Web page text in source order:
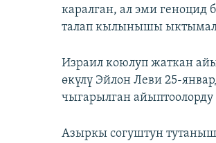
каралган, ал эми
талап кылынышы
Израил коюлуп жаткан
өкүлү Эйлон Леви 25-
чыгарылган
Азыркы согуштун